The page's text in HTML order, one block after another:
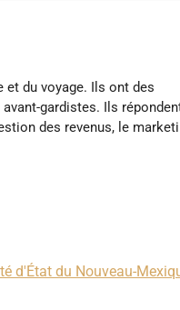
du voyage. Ils ont des
gardistes. Ils
des revenus, le
d'État du Nouveau-